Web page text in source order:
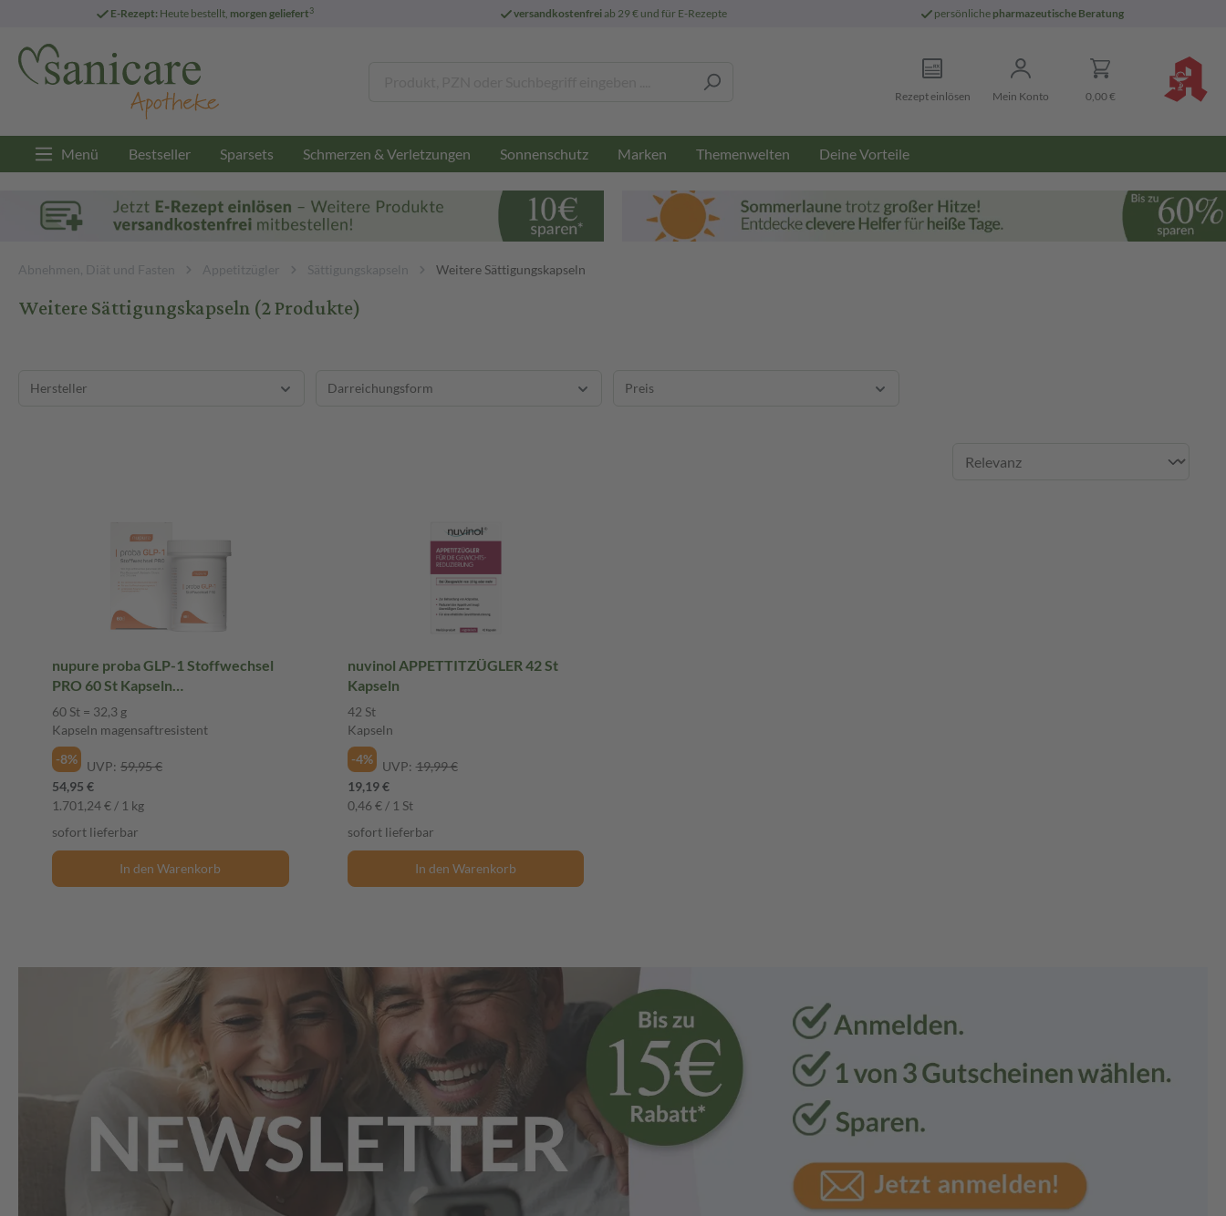
E-Rezept: Heute bestellt, morgen geliefert3 versandkostenfreiab 29 € und für E-Rezepte persönliche pharmazeutische Beratung
Rezept einlösen Mein Konto 0,00 €
Menü Bestseller Sparsets Schmerzen & Verletzungen Sonnenschutz Marken Themenwelten Deine Vorteile
Abnehmen, Diät und Fasten Appetitzügler Sättigungskapseln Weitere Sättigungskapseln
Weitere Sättigungskapseln(2 Produkte)
Hersteller Darreichungsform Preis
nupure proba GLP-1 Stoffwechsel
PRO 60 St Kapseln
magensaftresistent
60 St = 32,3 g
Kapseln magensaftresistent
-8%
UVP: 59,95 €
54,95 €
1.701,24 € / 1 kg
sofort lieferbar
In den Warenkorb
nuvinol APPETTITZÜGLER 42 St
Kapseln
42 St
Kapseln
-4%
UVP: 19,99 €
19,19 €
0,46 € / 1 St
sofort lieferbar
In den Warenkorb